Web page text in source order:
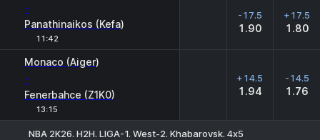
-
Panathinaikos (Kefa)
11:42
-17.5
1.90
+17.5
1.80
Monaco (Aiger)
-
Fenerbahce (Z1K0)
13:15
+14.5
1.94
-14.5
1.76
NBA 2K26. H2H. LIGA-1. West-2. Khabarovsk. 4х5